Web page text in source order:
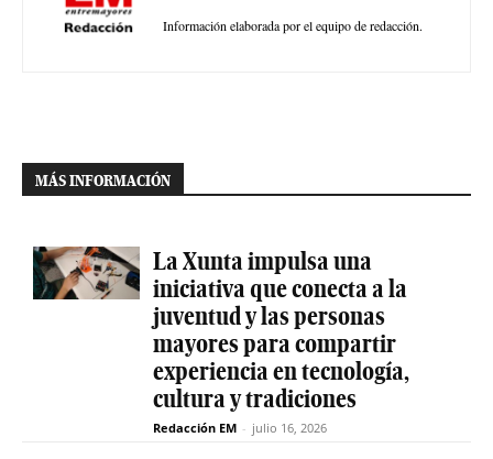
Información elaborada por el equipo de redacción.
MÁS INFORMACIÓN
La Xunta impulsa una
iniciativa que conecta a la
juventud y las personas
mayores para compartir
experiencia en tecnología,
cultura y tradiciones
Redacción EM - julio 16, 2026